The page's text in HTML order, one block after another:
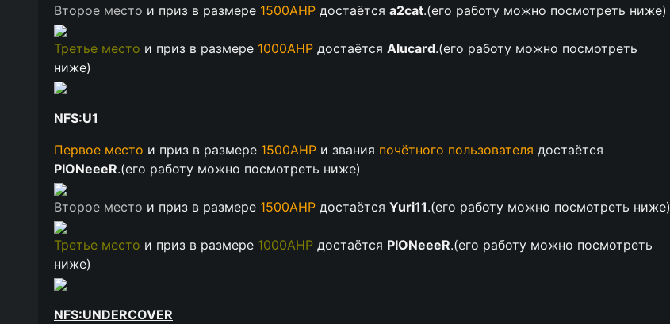
Второе место и приз в размере 1500АНР достаётся a2cat.(его работу можно посмотреть ниже)
Третье место и приз в размере 1000АНР достаётся Alucard.(его работу можно посмотреть
ниже)
NFS:U1
Первое место и приз в размере 1500АНР и звания почётного пользователя достаётся
PIONeeeR.(его работу можно посмотреть ниже)
Второе место и приз в размере 1500АНР достаётся Yuri11.(его работу можно посмотреть ниже)
Третье место и приз в размере 1000АНР достаётся PIONeeeR.(его работу можно посмотреть
ниже)
NFS:UNDERCOVER